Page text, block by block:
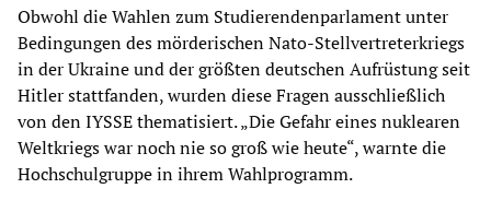
Obwohl die Wahlen zum Studierendenparlament unter
Bedingungen des mörderischen Nato-Stellvertreterkriegs
in der Ukraine und der größten deutschen Aufrüstung seit
Hitler stattfanden, wurden diese Fragen ausschließlich
von den IYSSE thematisiert. „Die Gefahr eines nuklearen
Weltkriegs war noch nie so groß wie heute“, warnte die
Hochschulgruppe in ihrem Wahlprogramm.